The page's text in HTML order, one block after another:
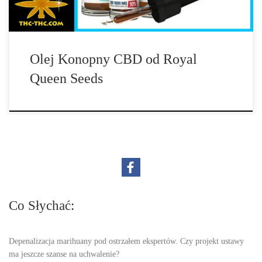
Olej Konopny CBD od Royal
Queen Seeds
Co Słychać:
Depenalizacja marihuany pod ostrzałem ekspertów. Czy projekt ustawy
ma jeszcze szanse na uchwalenie?